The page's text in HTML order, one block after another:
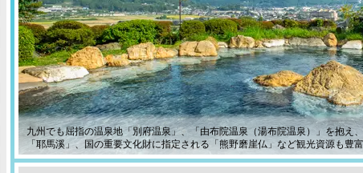
九州でも屈指の温泉地「別府温泉」、「由布院温泉（湯布院温泉）」を抱え
「耶馬溪」、国の重要文化財に指定される「熊野磨崖仏」など観光資源も豊